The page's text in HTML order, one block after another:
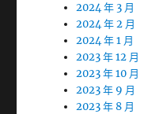
2024 年 3 月
2024 年 2 月
2024 年 1 月
2023 年 12 月
2023 年 10 月
2023 年 9 月
2023 年 8 月